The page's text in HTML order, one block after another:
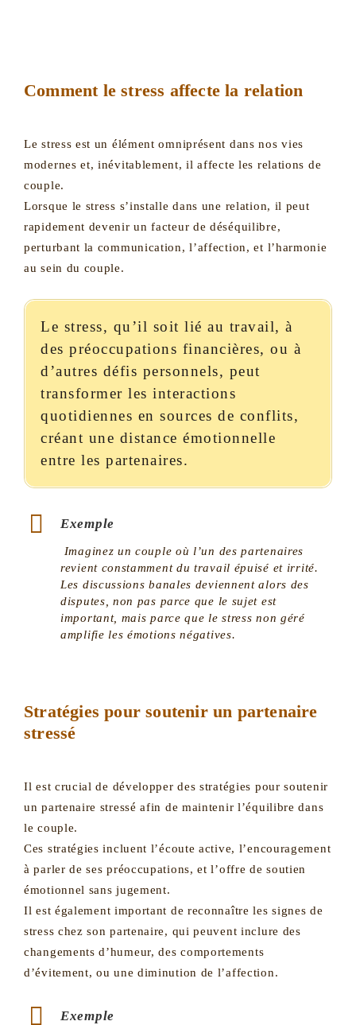
Comment le stress affecte la relation
Le stress est un élément omniprésent dans nos vies
modernes et, inévitablement, il affecte les relations de
couple.
Lorsque le stress s’installe dans une relation, il peut
rapidement devenir un facteur de déséquilibre,
perturbant la communication, l’affection, et l’harmonie
au sein du couple.
Le stress, qu’il soit lié au travail, à
des préoccupations financières, ou à
d’autres défis personnels, peut
transformer les interactions
quotidiennes en sources de conflits,
créant une distance émotionnelle
entre les partenaires.
Exemple
Imaginez un couple où l’un des partenaires
revient constamment du travail épuisé et irrité.
Les discussions banales deviennent alors des
disputes, non pas parce que le sujet est
important, mais parce que le stress non géré
amplifie les émotions négatives​.
Stratégies pour soutenir un partenaire
stressé
Il est crucial de développer des stratégies pour soutenir
un partenaire stressé afin de maintenir l’équilibre dans
le couple.
Ces stratégies incluent l’écoute active, l’encouragement
à parler de ses préoccupations, et l’offre de soutien
émotionnel sans jugement.
Il est également important de reconnaître les signes de
stress chez son partenaire, qui peuvent inclure des
changements d’humeur, des comportements
d’évitement, ou une diminution de l’affection.
Exemple